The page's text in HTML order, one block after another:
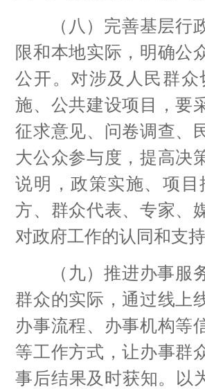
（八）完善基层行政
限和本地实际，明确公
公开。对涉及人民群
施、公共建设项目，要
征求意见、问卷调查、
大公众参与度，提高决
说明，政策实施、项
方、群众代表、专家、
对政府工作的认同和支持
（九）推进办事服务
群众的实际，通过线上
办事流程、办事机构等
等工作方式，让办事群
事后结果及时获知。以